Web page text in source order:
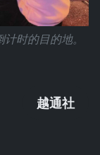
时的目的地。
越通社